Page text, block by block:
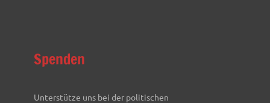
Spenden
Unterstütze uns bei der politischen